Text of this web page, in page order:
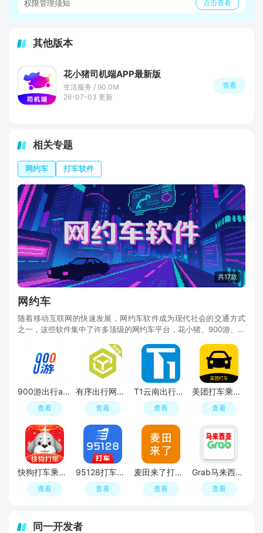
权限管理须知 点击查看
其他版本
花小猪司机端APP最新版
生活服务 / 90.0M
26-07-03 更新
查看
相关专题
网约车 打车软件
共17款
网约车
随着移动互联网的快速发展，网约车软件成为现代社会的交通方式
之一，这些软件集中了许多顶级的网约车平台，花小猪、900游、有
900游出行app官方版
查看
有序出行网约车app最新版2026
查看
T1云南出行打车app最新版
查看
美团打车乘客端最新版本
查看
快狗打车乘客版客户端
查看
95128打车司机端APP手机版
查看
麦田来了打车官方手机版app
查看
Grab马来西亚打车app安卓版
查看
同一开发者